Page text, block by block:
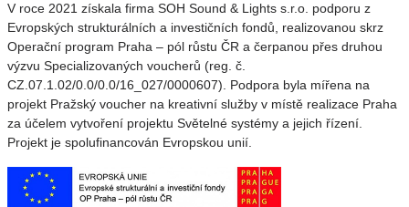
V roce 2021 získala firma SOH Sound & Lights s.r.o. podporu z
Evropských strukturálních a investičních fondů, realizovanou skrz
Operační program Praha – pól růstu ČR a čerpanou přes druhou
výzvu Specializovaných voucherů (reg. č.
CZ.07.1.02/0.0/0.0/16_027/0000607). Podpora byla mířena na
projekt Pražský voucher na kreativní služby v místě realizace Praha
za účelem vytvoření projektu Světelné systémy a jejich řízení.
Projekt je spolufinancován Evropskou unií.